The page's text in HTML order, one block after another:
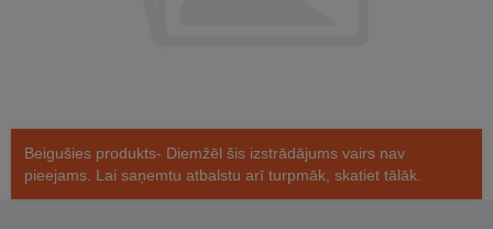
Beigušies produkts- Diemžēl šis izstrādājums vairs nav
pieejams. Lai saņemtu atbalstu arī turpmāk, skatiet tālāk.